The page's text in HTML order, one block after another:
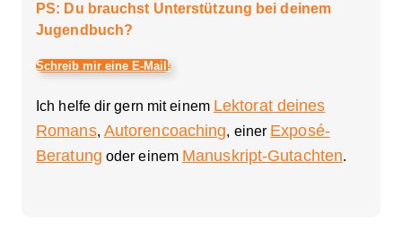
PS: Du brauchst Unterstützung bei deinem
Jugendbuch?
Schreib mir eine E-Mail!
Ich helfe dir gern mit einem Lektorat deines
Romans, Autorencoaching, einer Exposé-
Beratung oder einem Manuskript-Gutachten.